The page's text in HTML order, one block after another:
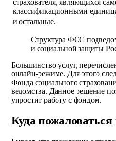
страхователя, являющихся
классификационными
и остальные.
Структура ФСС
и социальной защиты
Большинство услуг,
онлайн-режиме. Для этого
Фонда социального
ведомства. Данное решение
упростит работу с фондом.
Куда